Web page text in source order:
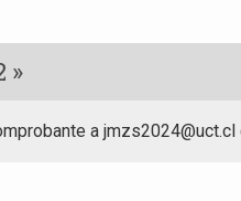
»
a jmzs2024@uct.cl